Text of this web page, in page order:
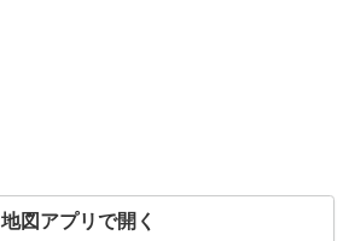
地図アプリで開く